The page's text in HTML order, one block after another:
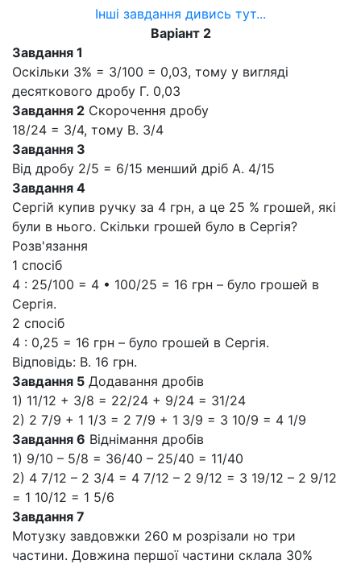
Інші завдання дивись тут...
Варіант 2
Завдання 1
Оскільки 3% = 3/100 = 0,03, тому у вигляді
десяткового дробу Г. 0,03
Завдання 2 Скорочення дробу
18/24 = 3/4, тому В. 3/4
Завдання 3
Від дробу 2/5 = 6/15 менший дріб А. 4/15
Завдання 4
Сергій купив ручку за 4 грн, а це 25 % грошей, які
були в нього. Скільки грошей було в Сергія?
Розв'язання
1 спосіб
4 : 25/100 = 4 • 100/25 = 16 грн – було грошей в
Сергія.
2 спосіб
4 : 0,25 = 16 грн – було грошей в Сергія.
Відповідь: В. 16 грн.
Завдання 5 Додавання дробів
1) 11/12 + 3/8 = 22/24 + 9/24 = 31/24
2) 2 7/9 + 1 1/3 = 2 7/9 + 1 3/9 = 3 10/9 = 4 1/9
Завдання 6 Віднімання дробів
1) 9/10 – 5/8 = 36/40 – 25/40 = 11/40
2) 4 7/12 – 2 3/4 = 4 7/12 – 2 9/12 = 3 19/12 – 2 9/12
= 1 10/12 = 1 5/6
Завдання 7
Мотузку завдовжки 260 м розрізали но три
частини. Довжина першої частини склала 30%